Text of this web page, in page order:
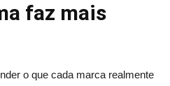
faz mais
o que cada marca realmente